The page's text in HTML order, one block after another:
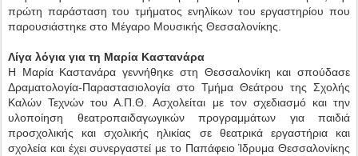
πρώτη παράσταση του τμήματος ενηλίκων του εργαστηρίου που
παρουσιάστηκε στο Μέγαρο Μουσικής Θεσσαλονίκης.
Λίγα λόγια για τη Μαρία Καστανάρα
Η Μαρία Καστανάρα γεννήθηκε στη Θεσσαλονίκη και σπούδασε
Δραματολογία-Παραστασιολογία στο Τμήμα Θεάτρου της Σχολής
Καλών Τεχνών του Α.Π.Θ. Ασχολείται με τον σχεδιασμό και την
υλοποίηση θεατροπαιδαγωγικών προγραμμάτων για παιδιά
προσχολικής και σχολικής ηλικίας σε θεατρικά εργαστήρια και
σχολεία και έχει συνεργαστεί με το Παπάφειο Ίδρυμα Θεσσαλονίκης